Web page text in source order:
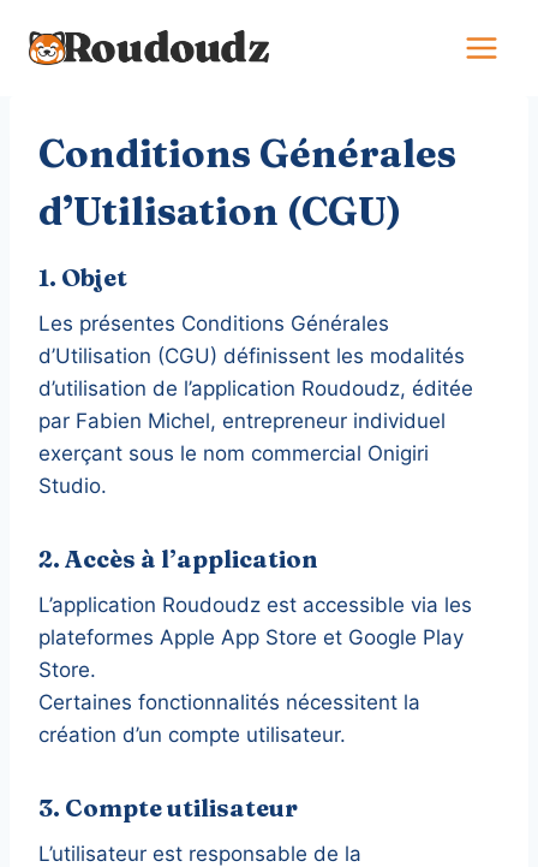
Conditions Générales
d’Utilisation (CGU)
1. Objet
Les présentes Conditions Générales
d’Utilisation (CGU) définissent les modalités
d’utilisation de l’application Roudoudz, éditée
par Fabien Michel, entrepreneur individuel
exerçant sous le nom commercial Onigiri
Studio.
2. Accès à l’application
L’application Roudoudz est accessible via les
plateformes Apple App Store et Google Play
Store.
Certaines fonctionnalités nécessitent la
création d’un compte utilisateur.
3. Compte utilisateur
L’utilisateur est responsable de la